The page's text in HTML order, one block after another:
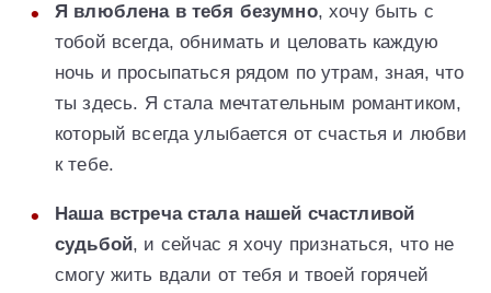
Я влюблена в тебя безумно, хочу быть с
тобой всегда, обнимать и целовать каждую
ночь и просыпаться рядом по утрам, зная, что
ты здесь. Я стала мечтательным романтиком,
который всегда улыбается от счастья и любви
к тебе.
Наша встреча стала нашей счастливой
судьбой, и сейчас я хочу признаться, что не
смогу жить вдали от тебя и твоей горячей